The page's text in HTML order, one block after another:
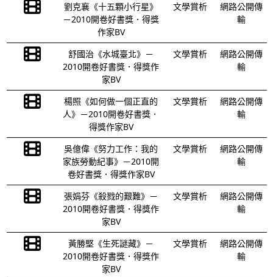
劉克襄《十五顆小行星》
－2010開卷好書獎．得獎
作家BV
文學賞析
網路公開傳
輸
舒國治《水城臺北》－
2010開卷好書獎．得獎作
家BV
文學賞析
網路公開傳
輸
楊照《如何做一個正直的
人》－2010開卷好書獎．
得獎作家BV
文學賞析
網路公開傳
輸
吳億偉《努力工作：我的
家族勞動紀事》－2010開
卷好書獎．得獎作家BV
文學賞析
網路公開傳
輸
張娟芬《殺戮的艱難》－
2010開卷好書獎．得獎作
家BV
文學賞析
網路公開傳
輸
黃勝堅《生死謎藏》－
2010開卷好書獎．得獎作
家BV
文學賞析
網路公開傳
輸